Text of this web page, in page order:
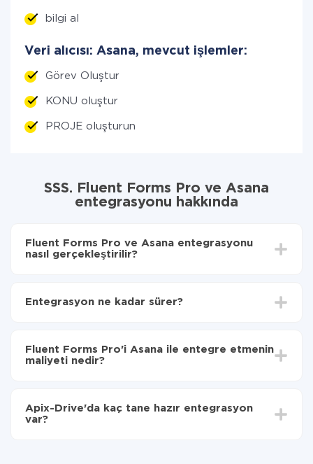
bilgi al
Veri alıcısı: Asana, mevcut işlemler:
Görev Oluştur
KONU oluştur
PROJE oluşturun
SSS. Fluent Forms Pro ve Asana
entegrasyonu hakkında
Fluent Forms Pro ve Asana entegrasyonu
nasıl gerçekleştirilir?
aktarılacağını seçin
Asana'ye aktarılacaktır.
Entegrasyon ne kadar sürer?
olarak, 10-15 dakika sürer.
Fluent Forms Pro'i Asana ile entegre etmenin
maliyeti nedir?
Hizmetimiz aracılığıyla yalnızca bir sisteminizden
diğerine aktarılan veri miktarı için ödeme yaparsınız.
Apix-Drive'da kaç tane hazır entegrasyon
var?